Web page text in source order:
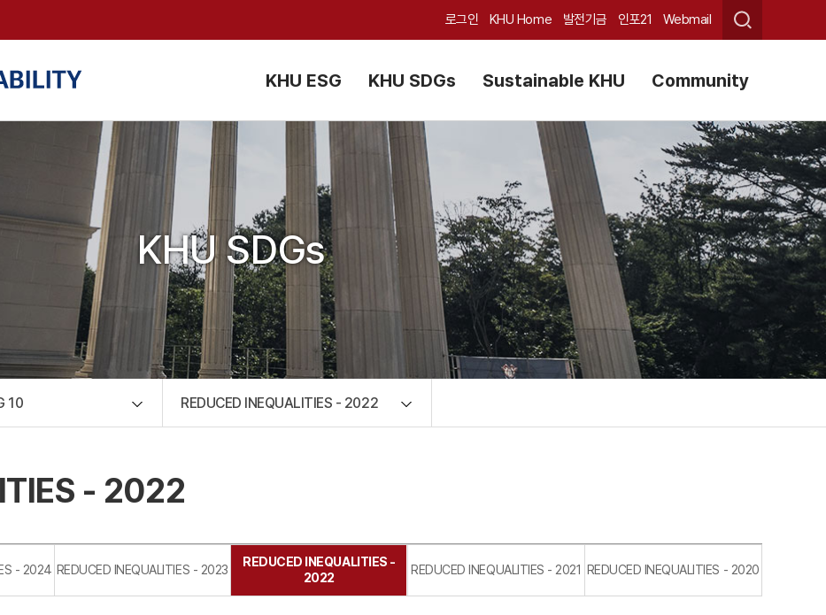
로그인 KHU Home 발전기금 인포21 Webmail
KHU ESG KHU SDGs Sustainable KHU Community
KHU SDGs
10 REDUCED INEQUALITIES - 2022
- 2022
- 2024 REDUCED INEQUALITIES - 2023
REDUCED INEQUALITIES -
2022
REDUCED INEQUALITIES - 2021 REDUCED INEQUALITIES - 2020